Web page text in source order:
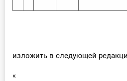
изложить в следующей
«